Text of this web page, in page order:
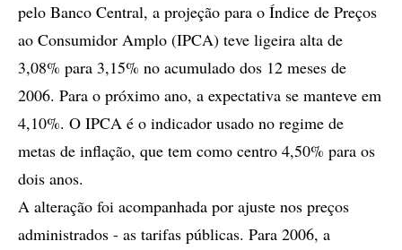
pelo Banco Central, a projeção para o Índice de Preços
ao Consumidor Amplo (IPCA) teve ligeira alta de
3,08% para 3,15% no acumulado dos 12 meses de
2006. Para o próximo ano, a expectativa se manteve em
4,10%. O IPCA é o indicador usado no regime de
metas de inflação, que tem como centro 4,50% para os
dois anos.
A alteração foi acompanhada por ajuste nos preços
administrados - as tarifas públicas. Para 2006, a